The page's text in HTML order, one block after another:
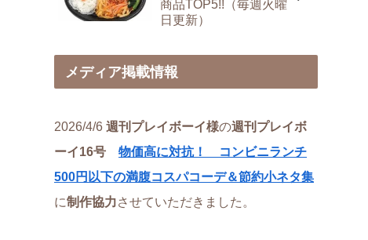
商品TOP5!!（毎週火曜
日更新）
メディア掲載情報
2026/4/6 週刊プレイボーイ様の週刊プレイボ
ーイ16号 物価高に対抗！ コンビニランチ
500円以下の満腹コスパコーデ＆節約小ネタ集
に制作協力させていただきました。